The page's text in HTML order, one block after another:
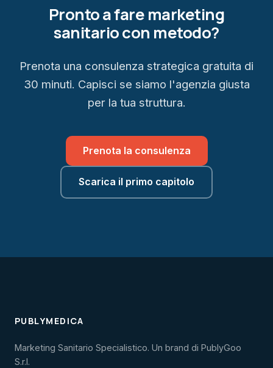
Pronto a fare marketing
sanitario con metodo?
Prenota una consulenza strategica gratuita di
30 minuti. Capisci se siamo l'agenzia giusta
per la tua struttura.
Prenota la consulenza
Scarica il primo capitolo
PUBLYMEDICA
Marketing Sanitario Specialistico. Un brand di PublyGoo
S.r.l.